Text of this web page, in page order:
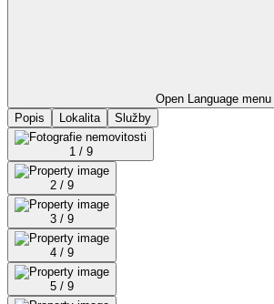
Open Language
Popis
Lokalita Služby
1 / 9
2 / 9
3 / 9
4 / 9
5 / 9